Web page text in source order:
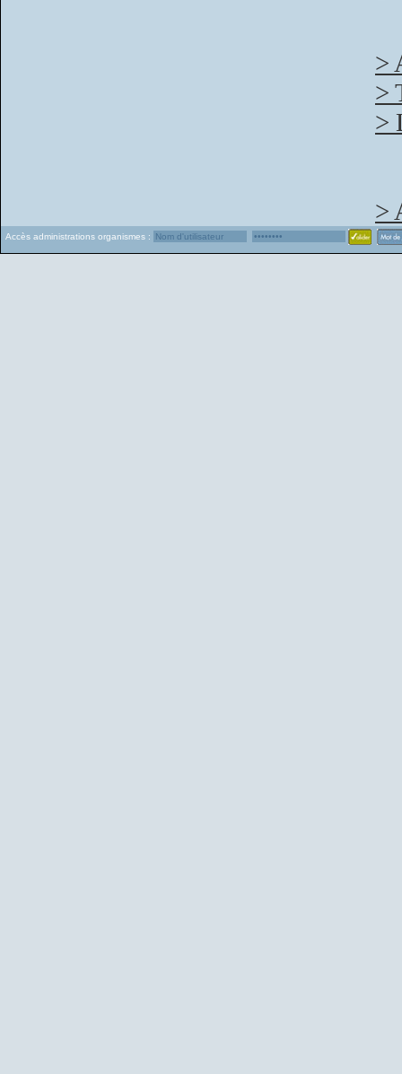
>
>
>
>
Accès administrations organismes :